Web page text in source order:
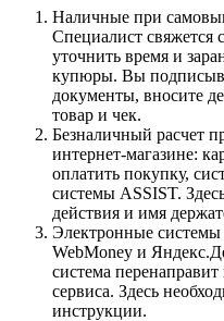
Наличные при
Специалист свяжется
уточнить время и
купюры. Вы
документы, вносите
товар и чек.
Безналичный расчет
интернет-магазине:
оплатить покупку,
системы ASSIST.
действия и имя
Электронные системы
WebMoney и
система
сервиса. Здесь
инструкции.